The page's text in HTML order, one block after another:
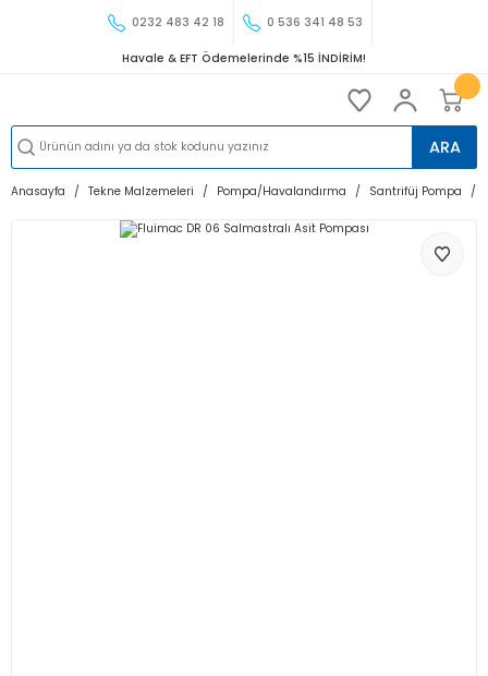
0232 483 42 18 0 536 341 48 53
Havale & EFT Ödemelerinde %15 İNDİRİM!
ARA
Anasayfa Tekne Malzemeleri Pompa/Havalandırma Santrifüj Pompa